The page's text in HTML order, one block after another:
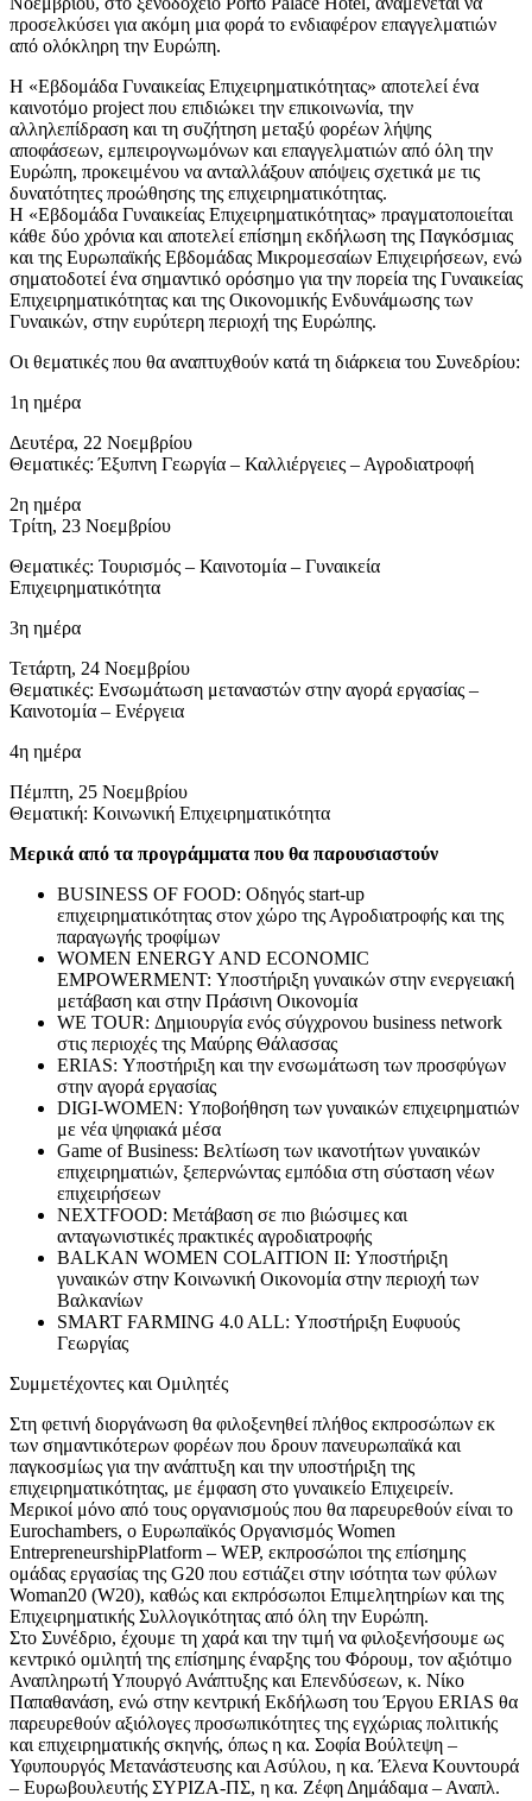
προσελκύσει για ακόμη μια φορά το ενδιαφέρον επαγγελματιών
από ολόκληρη την Ευρώπη.
Η «Εβδομάδα Γυναικείας Επιχειρηματικότητας» αποτελεί ένα
καινοτόμο project που επιδιώκει την επικοινωνία, την
αλληλεπίδραση και τη συζήτηση μεταξύ φορέων λήψης
αποφάσεων, εμπειρογνωμόνων και επαγγελματιών από όλη την
Ευρώπη, προκειμένου να ανταλλάξουν απόψεις σχετικά με τις
δυνατότητες προώθησης της επιχειρηματικότητας.
Η «Εβδομάδα Γυναικείας Επιχειρηματικότητας» πραγματοποιείται
κάθε δύο χρόνια και αποτελεί επίσημη εκδήλωση της Παγκόσμιας
και της Ευρωπαϊκής Εβδομάδας Μικρομεσαίων Επιχειρήσεων, ενώ
σηματοδοτεί ένα σημαντικό ορόσημο για την πορεία της Γυναικείας
Επιχειρηματικότητας και της Οικονομικής Ενδυνάμωσης των
Γυναικών, στην ευρύτερη περιοχή της Ευρώπης.
Οι θεματικές που θα αναπτυχθούν κατά τη διάρκεια του Συνεδρίου:
1η ημέρα
Δευτέρα, 22 Νοεμβρίου
Θεματικές: Έξυπνη Γεωργία – Καλλιέργειες – Αγροδιατροφή
2η ημέρα
Τρίτη, 23 Νοεμβρίου
Θεματικές: Τουρισμός – Καινοτομία – Γυναικεία
Επιχειρηματικότητα
3η ημέρα
Τετάρτη, 24 Νοεμβρίου
Θεματικές: Ενσωμάτωση μεταναστών στην αγορά εργασίας –
Καινοτομία – Ενέργεια
4η ημέρα
Πέμπτη, 25 Νοεμβρίου
Θεματική: Κοινωνική Επιχειρηματικότητα
Μερικά από τα προγράμματα που θα παρουσιαστούν
BUSINESS OF FOOD: Οδηγός start-up
επιχειρηματικότητας στον χώρο της Αγροδιατροφής και της
παραγωγής τροφίμων
WOMEN ENERGY AND ECONOMIC
EMPOWERMENT: Υποστήριξη γυναικών στην ενεργειακή
μετάβαση και στην Πράσινη Οικονομία
WE TOUR: Δημιουργία ενός σύγχρονου business network
στις περιοχές της Μαύρης Θάλασσας
ERIAS: Υποστήριξη και την ενσωμάτωση των προσφύγων
στην αγορά εργασίας
DIGI-WOMEN: Υποβοήθηση των γυναικών επιχειρηματιών
με νέα ψηφιακά μέσα
Game of Business: Βελτίωση των ικανοτήτων γυναικών
επιχειρηματιών, ξεπερνώντας εμπόδια στη σύσταση νέων
επιχειρήσεων
NEXTFOOD: Μετάβαση σε πιο βιώσιμες και
ανταγωνιστικές πρακτικές αγροδιατροφής
BALKAN WOMEN COLAITION II: Υποστήριξη
γυναικών στην Κοινωνική Οικονομία στην περιοχή των
Βαλκανίων
SMART FARMING 4.0 ALL: Υποστήριξη Ευφυούς
Γεωργίας
Συμμετέχοντες και Ομιλητές
Στη φετινή διοργάνωση θα φιλοξενηθεί πλήθος εκπροσώπων εκ
των σημαντικότερων φορέων που δρουν πανευρωπαϊκά και
παγκοσμίως για την ανάπτυξη και την υποστήριξη της
επιχειρηματικότητας, με έμφαση στο γυναικείο Επιχειρείν.
Μερικοί μόνο από τους οργανισμούς που θα παρευρεθούν είναι το
Eurochambers, ο Ευρωπαϊκός Οργανισμός Women
EntrepreneurshipPlatform – WEP, εκπροσώποι της επίσημης
ομάδας εργασίας της G20 που εστιάζει στην ισότητα των φύλων
Woman20 (W20), καθώς και εκπρόσωποι Επιμελητηρίων και της
Επιχειρηματικής Συλλογικότητας από όλη την Ευρώπη.
Στο Συνέδριο, έχουμε τη χαρά και την τιμή να φιλοξενήσουμε ως
κεντρικό ομιλητή της επίσημης έναρξης του Φόρουμ, τον αξιότιμο
Αναπληρωτή Υπουργό Ανάπτυξης και Επενδύσεων, κ. Νίκο
Παπαθανάση, ενώ στην κεντρική Εκδήλωση του Έργου ERIAS θα
παρευρεθούν αξιόλογες προσωπικότητες της εγχώριας πολιτικής
και επιχειρηματικής σκηνής, όπως η κα. Σοφία Βούλτεψη –
Υφυπουργός Μετανάστευσης και Ασύλου, η κα. Έλενα Κουντουρά
– Ευρωβουλευτής ΣΥΡΙΖΑ-ΠΣ, η κα. Ζέφη Δημάδαμα – Αναπλ.